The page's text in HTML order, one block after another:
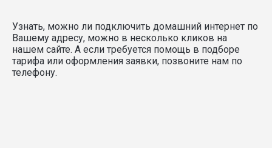
Узнать, можно ли подключить домашний интернет по
Вашему адресу, можно в несколько кликов на
нашем сайте. А если требуется помощь в подборе
тарифа или оформления заявки, позвоните нам по
телефону.